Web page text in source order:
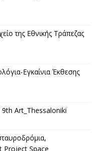
της Εθνικής Τράπεζας
Εγκαίνια Έκθεσης
9th Art_Thessaloniki
Project Space